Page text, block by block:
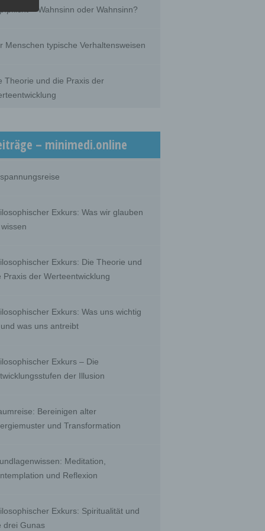
– Wahnsinn oder Wahnsinn?
Menschen typische Verhaltensweisen
Theorie und die Praxis der
– minimedi.online
Exkurs: Was wir glauben
Exkurs: Die Theorie und
Praxis der Werteentwicklung
Exkurs: Was uns wichtig
was uns antreibt
Exkurs – Die
der Illusion
Bereinigen alter
und Transformation
Meditation,
und Reflexion
Exkurs: Spiritualität und
drei Gunas
use
to
with
than